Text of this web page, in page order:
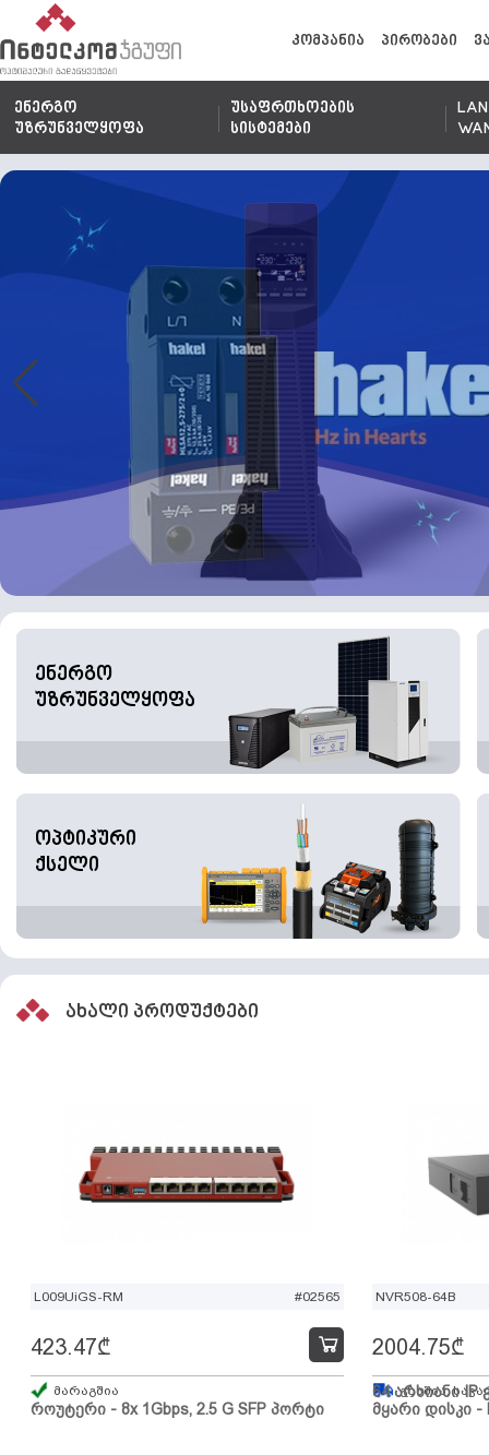
კომპანია პირობები
ენერგო
უზრუნველყოფა
უსაფრთხოების
სისტემები
ენერგო
უზრუნველყოფა
ოპტიკური
ქსელი
ახალი პროდუქტები
L009UiGS-RM #02565
როუტერი - 8x 1Gbps, 2.5 G SFP პორტი
423.47₾
მარაგშია
NVR508-64B
64 არხიანი IP
მყარი დისკი -
2004.75₾
გზაშია,